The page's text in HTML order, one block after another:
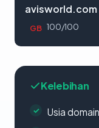
avisworld.com
GB 100/100
Kelebihan
Usia